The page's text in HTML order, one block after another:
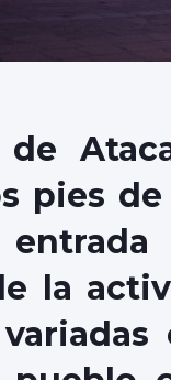
de
pies de
la